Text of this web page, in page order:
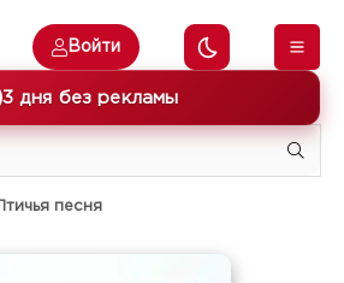
3 дня без рекламы
Войти
Птичья песня